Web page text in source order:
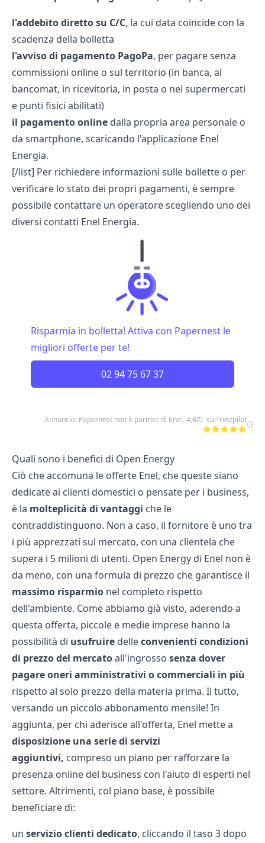
l'addebito diretto su C/C, la cui data coincide con la
scadenza della bolletta
l'avviso di pagamento PagoPa, per pagare senza
commissioni online o sul territorio (in banca, al
bancomat, in ricevitoria, in posta o nei supermercati
e punti fisici abilitati)
il pagamento online dalla propria area personale o
da smartphone, scaricando l'applicazione Enel
Energia.
[/list] Per richiedere informazioni sulle bollette o per
verificare lo stato dei propri pagamenti, è sempre
possibile contattare un operatore scegliendo uno dei
diversi contatti Enel Energia.
Risparmia in bolletta! Attiva con Papernest le
migliori offerte per te!
02 94 75 67 37
Annuncio: Papernest non è partner di Enel. 4,8/5 su Trustpilot
⭐⭐⭐⭐⭐
Quali sono i benefici di Open Energy
Ciò che accomuna le offerte Enel, che queste siano
dedicate ai clienti domestici o pensate per i business,
è la molteplicità di vantaggi che le
contraddistinguono. Non a caso, il fornitore è uno tra
i più apprezzati sul mercato, con una clientela che
supera i 5 milioni di utenti. Open Energy di Enel non è
da meno, con una formula di prezzo che garantisce il
massimo risparmio nel completo rispetto
dell'ambiente. Come abbiamo già visto, aderendo a
questa offerta, piccole e medie imprese hanno la
possibilità di usufruire delleconvenienti condizioni
di prezzo del mercatoall'ingrosso senza dover
pagare oneri amministrativi o commerciali in più
rispetto al solo prezzo della materia prima. Il tutto,
versando un piccolo abbonamento mensile! In
aggiunta, per chi aderisce all'offerta, Enel mette a
disposizione una serie di servizi
aggiuntivi, compreso un piano per rafforzare la
presenza online del business con l'aiuto di esperti nel
settore. Altrimenti, col piano base, è possibile
beneficiare di:
un servizio clienti dedicato, cliccando il taso 3 dopo